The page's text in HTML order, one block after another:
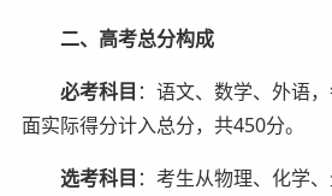
二、高考总分构成
必考科目 ：语文、数学、外语
面实际得分计入总分，共450分。
选考科目 ：考生从物理、化学